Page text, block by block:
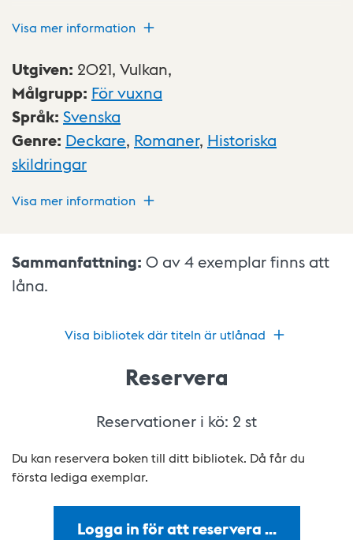
bakom jazzklubbens låsta dörrar. När en
en eka i Stockholms skärgård, leder spåren mot
Stockholms undre värld. Och mot Tyskland; där en
hemlig organisation med våld slår till mot den sköra
demokratin i Weimarrepubliken. Huvudpersoner är
kriminalfotografen Peter Faust och journalisten Elsa
Thornborg.
Visa mer information
Utgiven: 2021, Vulkan,
Målgrupp: För vuxna
Språk: Svenska
Genre: Deckare, Romaner, Historiska
skildringar
Visa mer information
Sammanfattning: 0 av 4 exemplar finns att
låna.
Visa bibliotek där titeln är utlånad
Reservera
Reservationer i kö: 2 st
Du kan reservera boken till ditt bibliotek. Då får du
första lediga exemplar.
Logga in för att reservera …